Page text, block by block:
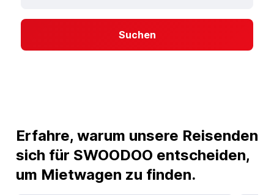
Suchen
Erfahre, warum unsere Reisenden
sich für SWOODOO entscheiden,
um Mietwagen zu finden.